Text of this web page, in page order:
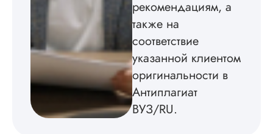
рекомендациям, а
также на
соответствие
указанной клиентом
оригинальности в
Антиплагиат
ВУЗ/RU.